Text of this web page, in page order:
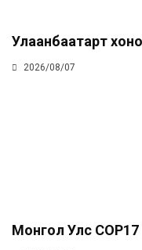
Улаанбаатарт
2026/08/07
Монгол Улс